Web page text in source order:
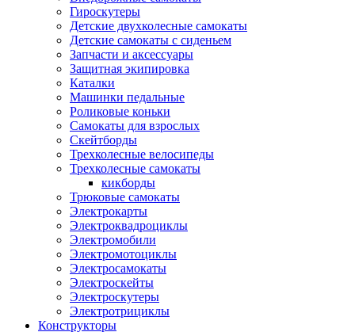
Гироскутеры
Детские двухколесные самокаты
Детские самокаты с сиденьем
Запчасти и аксессуары
Защитная экипировка
Каталки
Машинки педальные
Роликовые коньки
Самокаты для взрослых
Скейтборды
Трехколесные велосипеды
Трехколесные самокаты
кикборды
Трюковые самокаты
Электрокарты
Электроквадроциклы
Электромобили
Электромотоциклы
Электросамокаты
Электроскейты
Электроскутеры
Электротрициклы
Конструкторы